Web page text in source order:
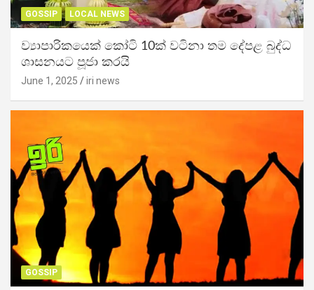
GOSSIP LOCAL NEWS
ව්‍යාපාරිකයෙක් කෝටි 10ක් වටිනා තම දේපළ බුද්ධ
ශාසනයට පූජා කරයි
June 1, 2025 iri news
GOSSIP